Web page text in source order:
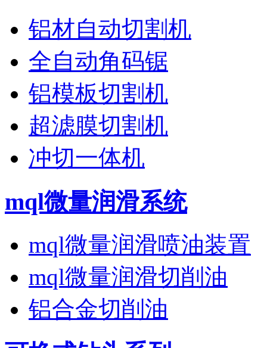
铝材自动切割机
全自动角码锯
铝模板切割机
超滤膜切割机
冲切一体机
mql微量润滑系统
mql微量润滑喷油装置
mql微量润滑切削油
铝合金切削油